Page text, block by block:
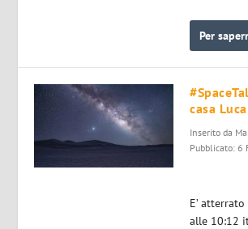
Per
casa Luca
Inserito da
Pubblicato: 6
E’
alle 10:12